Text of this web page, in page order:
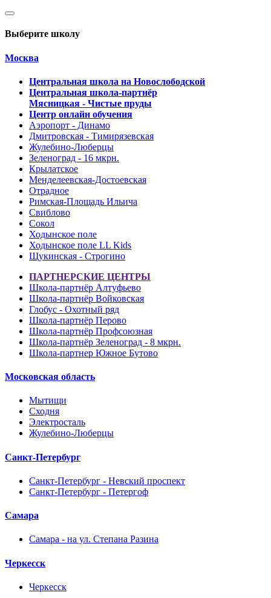
Выберите школу
Москва
Центральная школа на Новослободской
Центральная школа-партнёр
Мясницкая - Чистые пруды
Центр онлайн обучения
Аэропорт - Динамо
Дмитровская - Тимирязевская
Жулебино-Люберцы
Зеленоград - 16 мкрн.
Крылатское
Менделеевская-Достоевская
Отрадное
Римская-Площадь Ильича
Свиблово
Сокол
Ходынское поле
Ходынское поле LL Kids
Щукинская - Строгино
ПАРТНЕРСКИЕ ЦЕНТРЫ
Школа-партнёр Алтуфьево
Школа-партнёр Войковская
Глобус - Охотный ряд
Школа-партнёр Перово
Школа-партнёр Профсоюзная
Школа-партнёр Зеленоград - 8 мкрн.
Школа-партнер Южное Бутово
Московская область
Мытищи
Сходня
Электросталь
Жулебино-Люберцы
Санкт-Петербург
Санкт-Петербург - Невский проспект
Санкт-Петербург - Петергоф
Самара
Самара - на ул. Степана Разина
Черкесск
Черкесск